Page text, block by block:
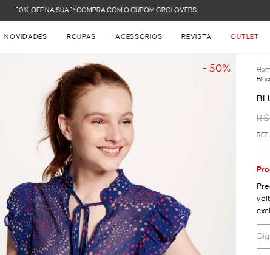
FRETE GRÁTIS NAS COMPRAS ACIMA DE R$ 899
NOVIDADES ROUPAS ACESSÓRIOS REVISTA OUTLET
- 50%